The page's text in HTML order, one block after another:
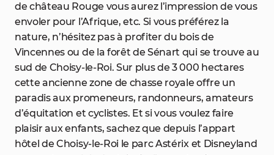
de château Rouge vous aurez l’impression de vous
envoler pour l’Afrique, etc. Si vous préférez la
nature, n’hésitez pas à profiter du bois de
Vincennes ou de la forêt de Sénart qui se trouve au
sud de Choisy-le-Roi. Sur plus de 3 000 hectares
cette ancienne zone de chasse royale offre un
paradis aux promeneurs, randonneurs, amateurs
d’équitation et cyclistes. Et si vous voulez faire
plaisir aux enfants, sachez que depuis l’appart
hôtel de Choisy-le-Roi le parc Astérix et Disneyland